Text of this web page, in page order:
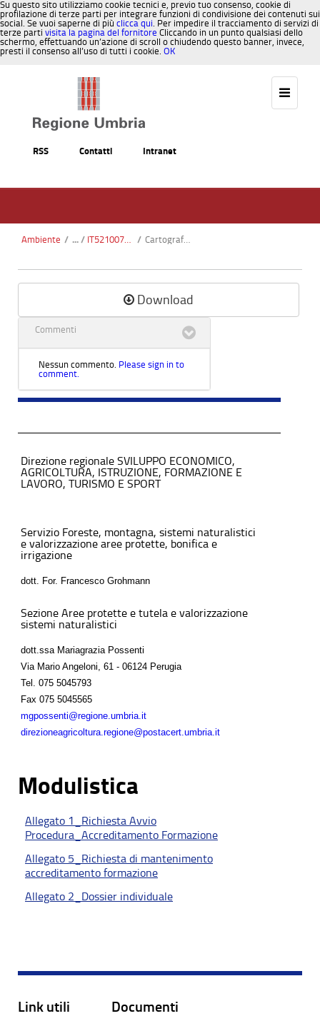
Su questo sito utilizziamo cookie tecnici e, previo tuo consenso, cookie di
profilazione di terze parti per integrare funzioni di condivisione dei contenuti sui
social. Se vuoi saperne di più clicca qui. Per impedire il tracciamento di servizi di
terze parti visita la pagina del fornitore Cliccando in un punto qualsiasi dello
schermo, effettuando un’azione di scroll o chiudendo questo banner, invece,
presti il consenso all’uso di tutti i cookie. OK
RSS Contatti Intranet
Ambiente / IT5210073 - Alto Bacino del Torrente Lama / Cartografia_habitat.pdf
Download
Commenti
Nessun commento. Please sign in to
comment.
Direzione regionale SVILUPPO ECONOMICO,
AGRICOLTURA, ISTRUZIONE, FORMAZIONE E
LAVORO, TURISMO E SPORT
Servizio Foreste, montagna, sistemi naturalistici
e valorizzazione aree protette, bonifica e
irrigazione
dott. For. Francesco Grohmann
Sezione Aree protette e tutela e valorizzazione
sistemi naturalistici
dott.ssa Mariagrazia Possenti
Via Mario Angeloni, 61 - 06124 Perugia
Tel. 075 5045793
Fax 075 5045565
mgpossenti@regione.umbria.it
direzioneagricoltura.regione@postacert.umbria.it
Modulistica
Allegato 1_Richiesta Avvio
Procedura_Accreditamento Formazione
Allegato 5_Richiesta di mantenimento
accreditamento formazione
Allegato 2_Dossier individuale
Link utili Documenti